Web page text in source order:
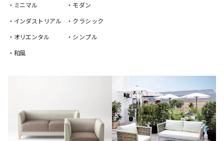
・ミニマル
・インダストリアル
・オリエンタル
・和風
・モダン
・クラシック
・シンプル